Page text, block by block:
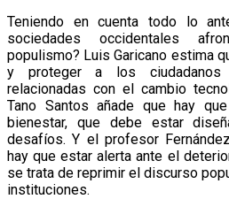
Teniendo en cuenta todo lo
sociedades occidentales
populismo? Luis Garicano estima
y proteger a los ciudadanos
relacionadas con el cambio
Tano Santos añade que hay
bienestar, que debe estar
desafíos. Y el profesor
hay que estar alerta ante el
se trata de reprimir el discurso
instituciones.